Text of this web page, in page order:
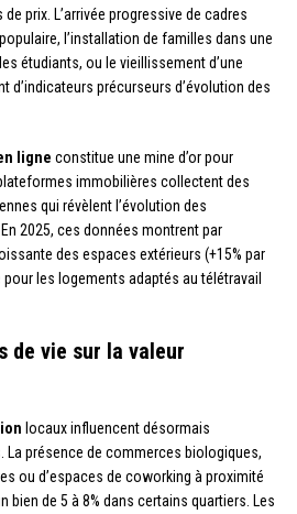
prix. L’arrivée progressive de cadres
l’installation de familles dans une
étudiants, ou le vieillissement d’une
d’indicateurs précurseurs d’évolution des
ligne constitue une mine d’or pour
immobilières collectent des
qui révèlent l’évolution des
2025, ces données montrent par
des espaces extérieurs (+15% par
les logements adaptés au télétravail
de vie sur la valeur
locaux influencent désormais
présence de commerces biologiques,
ou d’espaces de coworking à proximité
bien de 5 à 8% dans certains quartiers. Les